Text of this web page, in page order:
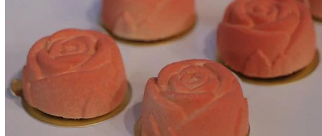
Giám Đốc Digital Marketing
Chuyên Viên Social Media
Tiktok Marketing – Tiktok Ads
Thương Mại Điện Tử – Kinh Doanh Thực Chiến Trên Shopee
Facebook Marketing
Search Engine Optimization (SEO)
Quản Trị Fanpage
Facebook Ads
Google Ads
Content Marketing Đa Kênh